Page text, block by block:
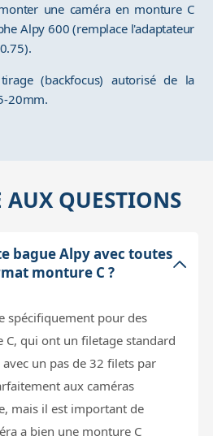
une caméra en monture C
Alpy 600 (remplace l'adaptateur
(backfocus) autorisé de la
20mm.
AUX QUESTIONS
bague Alpy avec toutes
monture C ?
spécifiquement pour des
C, qui ont un filetage standard
un pas de 32 filets par
aux caméras
mais il est important de
a bien une monture C